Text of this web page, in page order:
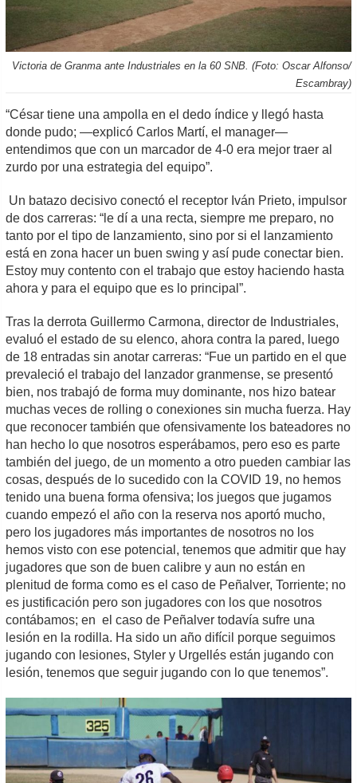
Victoria de Granma ante Industriales en la 60 SNB. (Foto: Oscar Alfonso/
Escambray)
“César tiene una ampolla en el dedo índice y llegó hasta
donde pudo; —explicó Carlos Martí, el manager—
entendimos que con un marcador de 4-0 era mejor traer al
zurdo por una estrategia del equipo”.
Un batazo decisivo conectó el receptor Iván Prieto, impulsor
de dos carreras: “le dí a una recta, siempre me preparo, no
tanto por el tipo de lanzamiento, sino por si el lanzamiento
está en zona hacer un buen swing y así pude conectar bien.
Estoy muy contento con el trabajo que estoy haciendo hasta
ahora y para el equipo que es lo principal”.
Tras la derrota Guillermo Carmona, director de Industriales,
evaluó el estado de su elenco, ahora contra la pared, luego
de 18 entradas sin anotar carreras: “Fue un partido en el que
prevaleció el trabajo del lanzador granmense, se presentó
bien, nos trabajó de forma muy dominante, nos hizo batear
muchas veces de rolling o conexiones sin mucha fuerza. Hay
que reconocer también que ofensivamente los bateadores no
han hecho lo que nosotros esperábamos, pero eso es parte
también del juego, de un momento a otro pueden cambiar las
cosas, después de lo sucedido con la COVID 19, no hemos
tenido una buena forma ofensiva; los juegos que jugamos
cuando empezó el año con la reserva nos aportó mucho,
pero los jugadores más importantes de nosotros no los
hemos visto con ese potencial, tenemos que admitir que hay
jugadores que son de buen calibre y aun no están en
plenitud de forma como es el caso de Peñalver, Torriente; no
es justificación pero son jugadores con los que nosotros
contábamos; en el caso de Peñalver todavía sufre una
lesión en la rodilla. Ha sido un año difícil porque seguimos
jugando con lesiones, Styler y Urgellés están jugando con
lesión, tenemos que seguir jugando con lo que tenemos”.